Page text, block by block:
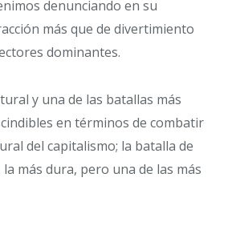
denunciando en su
más que de divertimiento
dominantes.
y una de las batallas más
en términos de combatir
del capitalismo; la batalla de
más dura, pero una de las más